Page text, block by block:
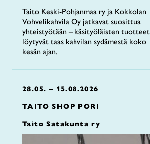
Taito Keski-Pohjanmaa ry ja Kokkolan
Vohvelikahvila Oy jatkavat suosittua
yhteistyötään – käsityöläisten tuotteet
löytyvät taas kahvilan sydämestä koko
kesän ajan.
28.05. – 15.08.2026
TAITO SHOP PORI
Taito Satakunta ry